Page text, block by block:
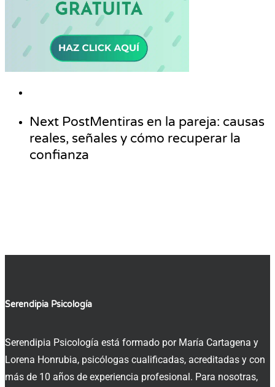
Next PostMentiras en la pareja: causas
reales, señales y cómo recuperar la
confianza
Serendipia Psicología
Serendipia Psicología está formado por María Cartagena y
Lorena Honrubia, psicólogas cualificadas, acreditadas y con
más de 10 años de experiencia profesional. Para nosotras,